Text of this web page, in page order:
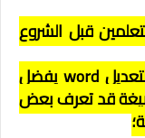
قبل الشروع
لتحميل الاختبارات بالصيغة القابلة للتعديل word يفضل
قد تعرف بعض